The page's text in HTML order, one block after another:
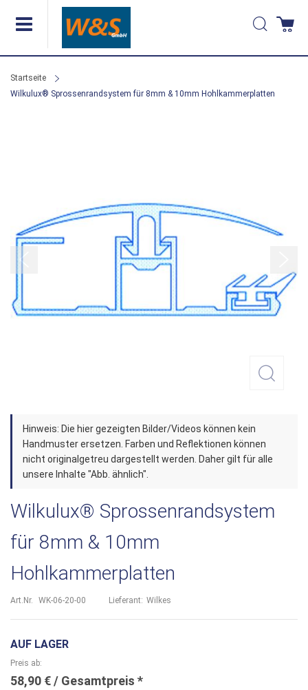
Inhalt
Suche
Startseite
Wilkulux® Sprossenrandsystem für 8mm & 10mm Hohlkammerplatten
Zum
Anfang
der
Bildergalerie
Hinweis: Die hier gezeigten Bilder/Videos können kein
Handmuster ersetzen. Farben und Reflektionen können
nicht originalgetreu dargestellt werden. Daher gilt für alle
unsere Inhalte "Abb. ähnlich".
Wilkulux® Sprossenrandsystem
für 8mm & 10mm
Hohlkammerplatten
Art.Nr. WK-06-20-00 Lieferant: Wilkes
AUF LAGER
Preis ab
58,90 €